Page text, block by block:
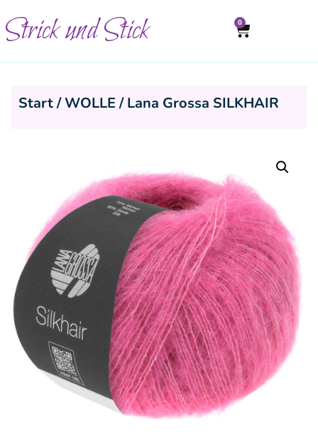
Strick und Stick 0
Start/WOLLE/ Lana Grossa SILKHAIR